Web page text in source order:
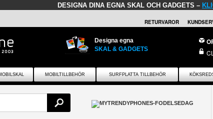
DESIGNA DINA EGNA SKAL OCH GADGETS –
RETURVAROR
Designa egna
SKAL & GADGETS
MOBILTILLBEHÖR SURFPLATTA TILLBEHÖR